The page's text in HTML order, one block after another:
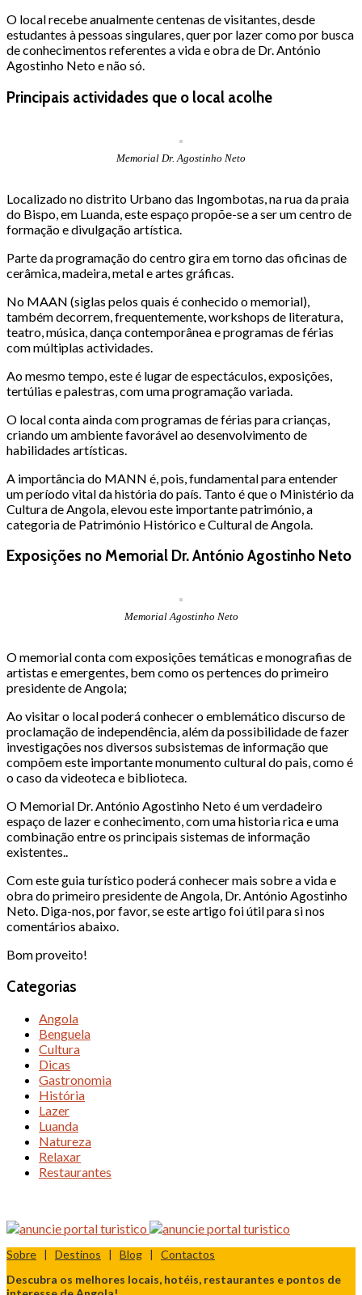
O local recebe anualmente centenas de visitantes, desde
estudantes à pessoas singulares, quer por lazer como por busca
de conhecimentos referentes a vida e obra de Dr. António
Agostinho Neto e não só.
Principais actividades que o local acolhe
Memorial Dr. Agostinho Neto
Localizado no distrito Urbano das Ingombotas, na rua da praia
do Bispo, em Luanda, este espaço propõe-se a ser um centro de
formação e divulgação artística.
Parte da programação do centro gira em torno das oficinas de
cerâmica, madeira, metal e artes gráficas.
No MAAN (siglas pelos quais é conhecido o memorial),
também decorrem, frequentemente, workshops de literatura,
teatro, música, dança contemporânea e programas de férias
com múltiplas actividades.
Ao mesmo tempo, este é lugar de espectáculos, exposições,
tertúlias e palestras, com uma programação variada.
O local conta ainda com programas de férias para crianças,
criando um ambiente favorável ao desenvolvimento de
habilidades artísticas.
A importância do MANN é, pois, fundamental para entender
um período vital da história do país. Tanto é que o Ministério da
Cultura de Angola, elevou este importante património, a
categoria de Património Histórico e Cultural de Angola.
Exposições no Memorial Dr. António Agostinho Neto
Memorial Agostinho Neto
O memorial conta com exposições temáticas e monografias de
artistas e emergentes, bem como os pertences do primeiro
presidente de Angola;
Ao visitar o local poderá conhecer o emblemático discurso de
proclamação de independência, além da possibilidade de fazer
investigações nos diversos subsistemas de informação que
compõem este importante monumento cultural do pais, como é
o caso da videoteca e biblioteca.
O Memorial Dr. António Agostinho Neto é um verdadeiro
espaço de lazer e conhecimento, com uma historia rica e uma
combinação entre os principais sistemas de informação
existentes..
Com este guia turístico poderá conhecer mais sobre a vida e
obra do primeiro presidente de Angola, Dr. António Agostinho
Neto. Diga-nos, por favor, se este artigo foi útil para si nos
comentários abaixo.
Bom proveito!
Categorias
Angola
Benguela
Cultura
Dicas
Gastronomia
História
Lazer
Luanda
Natureza
Relaxar
Restaurantes
Sobre | Destinos | Blog | Contactos
Descubra os melhores locais, hotéis, restaurantes e pontos de